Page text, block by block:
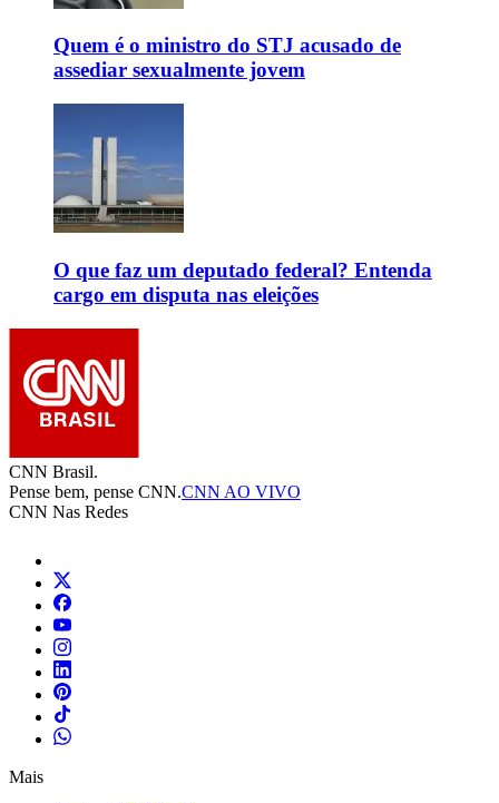
Quem é o ministro do STJ acusado de
assediar sexualmente jovem
O que faz um deputado federal? Entenda
cargo em disputa nas eleições
CNN Brasil.
Pense bem, pense CNN.CNN AO VIVO
CNN Nas Redes
Mais